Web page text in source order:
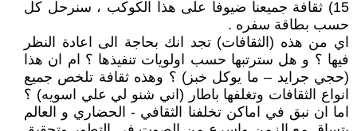
15) ثقافة جميعنا ضيوفا على هذا الكوكب ، سنرحل كل
حسب بطاقة سفره .
اي من هذه (الثقافات) تجد انك بحاجة الى اعادة النظر
فيها ؟ و هل سترتبها حسب اولويات تنفيذها ؟ ام ان هذا
(حجي جرايد – ما يوكل خبز) ؟ وهذه ثقافة تلخص جميع
انواع الثقافات وتغلفها باطار (اني شنو لي علي اسويه) ؟
اما ان نبق في اماكن تخلفنا الثقافي - الحضاري و العالم